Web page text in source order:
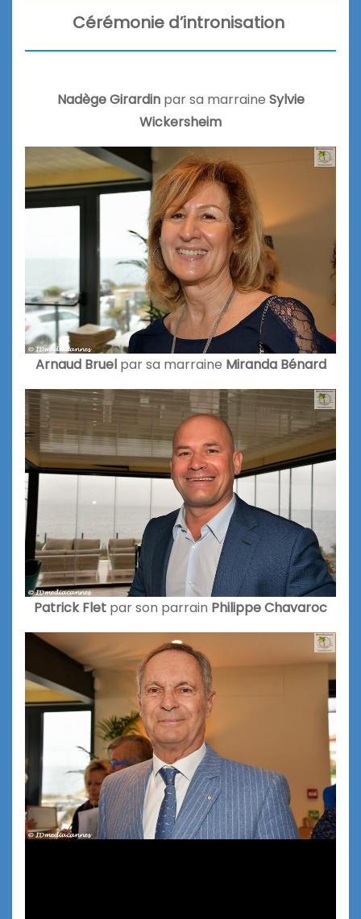
Cérémonie d’intronisation
Nadège Girardinpar sa marraine Sylvie
Wickersheim
Arnaud Bruelpar sa marraine Miranda Bénard
Patrick Flet par son parrain Philippe Chavaroc